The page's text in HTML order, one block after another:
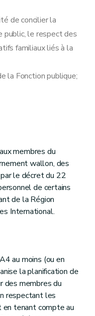
de concilier la
public, le respect des
familiaux liés à la
la Fonction publique;
membres du
wallon, des
le décret du 22
de certains
de la Région
International.
au moins (ou en
la planification de
des membres du
respectant les
tenant compte au